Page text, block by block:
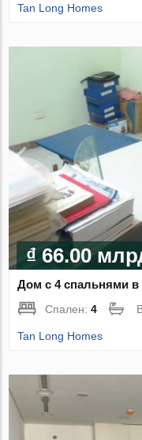
Tan Long Homes
₫ 66.00
Дом с 4 спальнями
Спален:4
Tan Long Homes